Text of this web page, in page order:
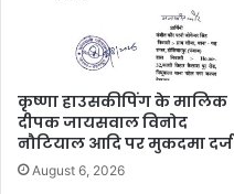
कृष्णा हाउसकीपिंग के मालिक
दीपक जायसवाल विनोद
नौटियाल आदि पर मुकदमा दर्ज
August 6, 2026